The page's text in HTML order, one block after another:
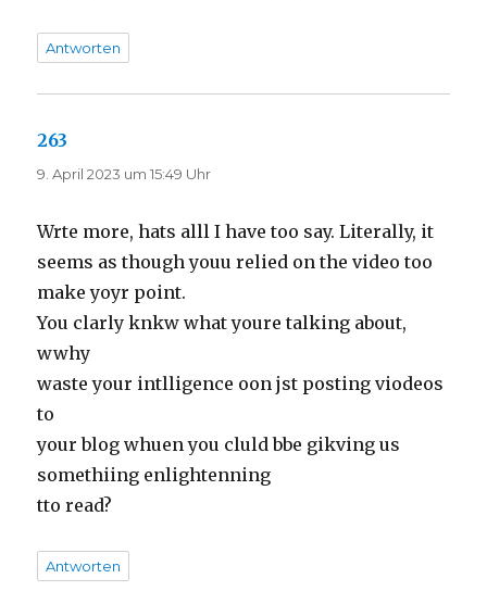
Antworten
263
9. April 2023 um 15:49 Uhr
Wrte more, hats alll I have too say. Literally, it
seems as though youu relied on the video too
make yoyr point.
You clarly knkw what youre talking about,
wwhy
waste your intlligence oon jst posting viodeos
to
your blog whuen you cluld bbe gikving us
somethiing enlightenning
tto read?
Antworten